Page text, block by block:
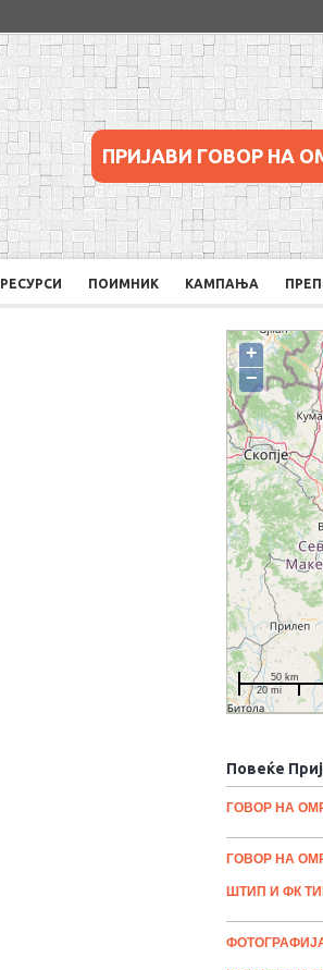
ПРИЈАВИ ГОВОР НА
РЕСУРСИ ПОИМНИК КАМПАЊА
+
−
50 km
20 mi
Повеќе
ГОВОР НА
ГОВОР НА
ШТИП И ФК